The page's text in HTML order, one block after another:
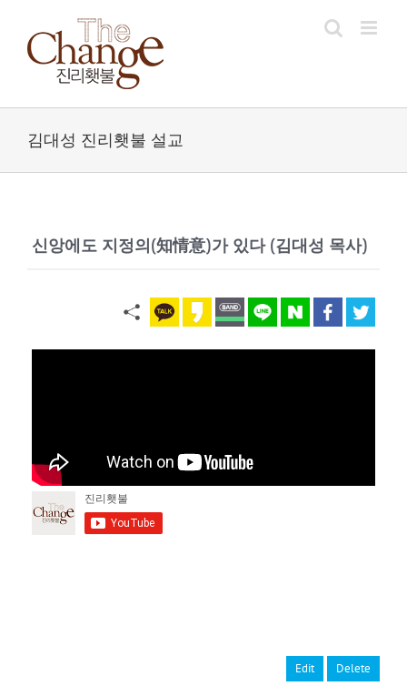
content
김대성 진리횃불 설교
신앙에도 지정의(知情意)가 있다(김대성 목사)
Edit Delete